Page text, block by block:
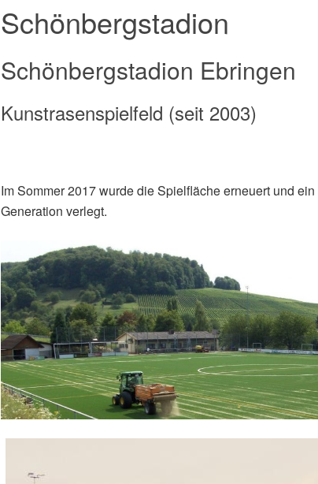
Schönbergstadion
Schönbergstadion Ebringen
Kunstrasenspielfeld (seit 2003)
Im Sommer 2017 wurde die Spielfläche erneuert und
Generation verlegt.